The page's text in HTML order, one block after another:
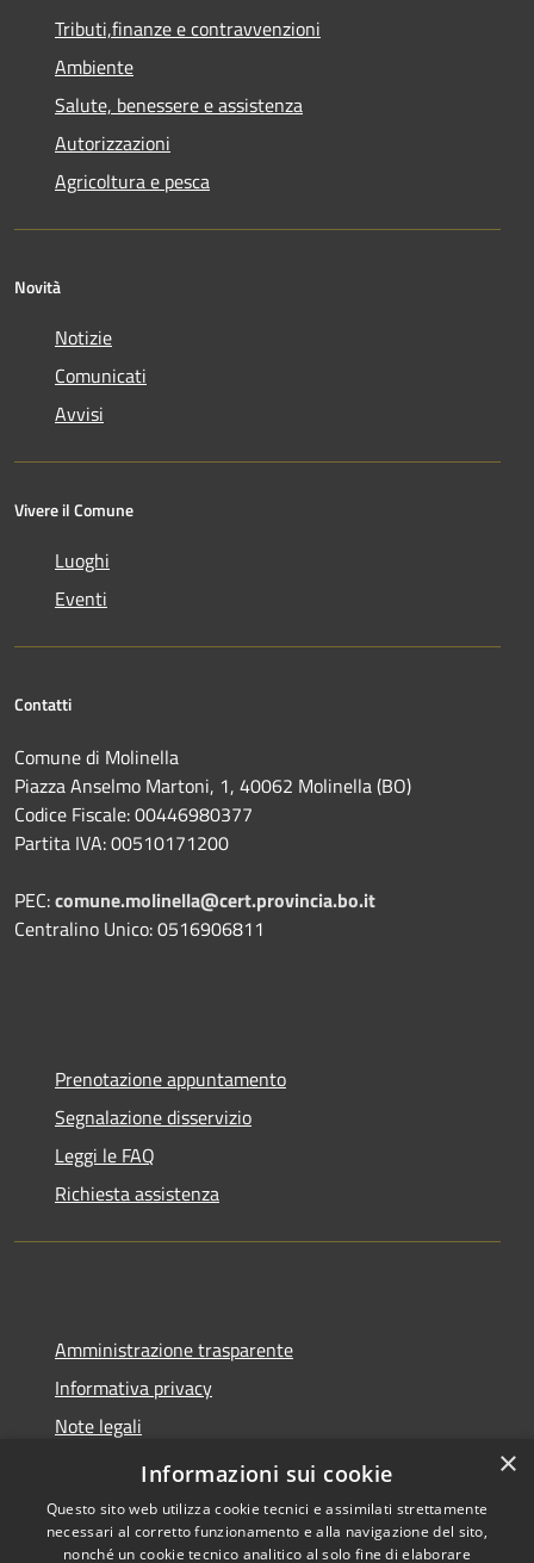
Tributi,finanze e contravvenzioni
Ambiente
Salute, benessere e assistenza
Autorizzazioni
Agricoltura e pesca
Novità
Notizie
Comunicati
Avvisi
Vivere il Comune
Luoghi
Eventi
Contatti
Comune di Molinella
Piazza Anselmo Martoni, 1, 40062 Molinella (BO)
Codice Fiscale: 00446980377
Partita IVA: 00510171200
PEC:comune.molinella@cert.provincia.bo.it
Centralino Unico: 0516906811
Prenotazione appuntamento
Segnalazione disservizio
Leggi le FAQ
Richiesta assistenza
Amministrazione trasparente
Informativa privacy
Note legali
Dichiarazione di accessibilità
×
Informazioni sui cookie
Questo sito web utilizza cookie tecnici e assimilati strettamente
necessari al corretto funzionamento e alla navigazione del sito,
nonché un cookie tecnico analitico al solo fine di elaborare